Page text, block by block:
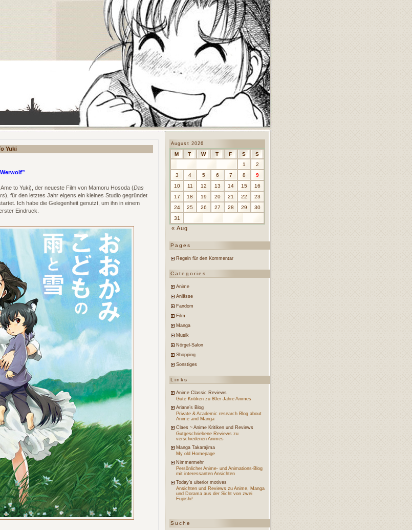
Yuki
to Yuki), der neueste Film von Mamoru Hosoda (Das
), für den letztes Jahr eigens ein kleines Studio gegründet
Ich habe die Gelegenheit genutzt, um ihn in einem
Eindruck.
August 2026
M T W T F S
S
1
2
3
4 5 6 7 8
9
10
11 12 13 14 15
16
17
18 19 20 21 22
23
24
25 26 27 28 29
30
31
« Aug
Pages
Regeln für den Kommentar
Categories
Anime
Anlässe
Fandom
Film
Manga
Musik
Nörgel-Salon
Shopping
Sonstiges
Links
Anime Classic Reviews
Gute Kritiken zu 80er Jahre Animes
Ariane’s Blog
Private & Academic research Blog about
Anime and Manga
Claes ~ Anime Kritiken und Reviews
Gutgeschriebene Reviews zu
verschiedenen Animes
Manga Takarajima
My old Homepage
Nimmermehr
Persönlicher Anime- und Animations-Blog
mit interessanten Ansichten
Today’s ulterior motives
Ansichten und Reviews zu Anime, Manga
und Dorama aus der Sicht von zwei
Fujoshi!
Suche